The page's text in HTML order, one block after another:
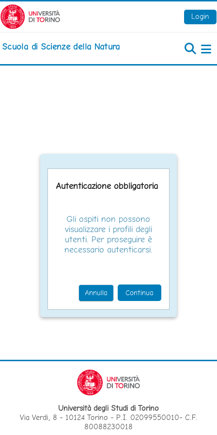
Vai al contenuto principale
Login
Scuola di Scienze della Natura
Autenticazione obbligatoria
Gli ospiti non possono
visualizzare i profili degli
utenti. Per proseguire è
necessario autenticarsi.
Annulla Continua
Università degli Studi di Torino
Via Verdi, 8 - 10124 Torino - P.I. 02099550010- C.F.
80088230018